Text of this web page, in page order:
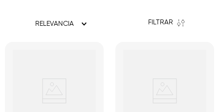
RELEVANCIA FILTRAR
plancha
brochas